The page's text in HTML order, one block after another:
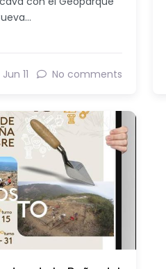
Jun 11 No comments